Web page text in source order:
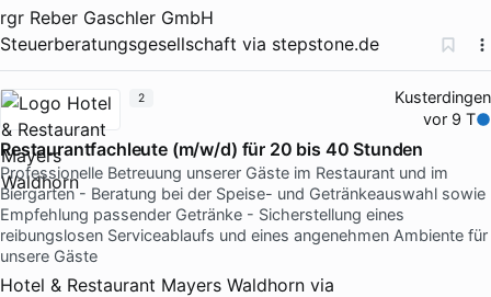
rgr Reber Gaschler GmbH
Steuerberatungsgesellschaft via stepstone.de
Kusterdingen
vor 9 T
Restaurantfachleute (m/w/d) für 20 bis 40 Stunden
Professionelle Betreuung unserer Gäste im Restaurant und im
Biergarten - Beratung bei der Speise- und Getränkeauswahl sowie
Empfehlung passender Getränke - Sicherstellung eines
reibungslosen Serviceablaufs und eines angenehmen Ambiente für
unsere Gäste
Hotel & Restaurant Mayers Waldhorn via
2